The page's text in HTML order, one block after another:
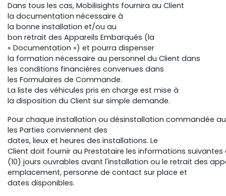
Dans tous les cas, Mobilisights fournira au Client
la documentation nécessaire à
la bonne installation et/ou au
bon retrait des Appareils Embarqués (la
« Documentation ») et pourra dispenser
la formation nécessaire au personnel du Client dans
les conditions financières convenues dans
les Formulaires de Commande.
La liste des véhicules pris en charge est mise à
la disposition du Client sur simple demande.
Pour chaque installation ou désinstallation commandée
les Parties conviennent des
dates, lieux et heures des installations. Le
Client doit fournir au Prestataire les informations suivantes
(10) jours ouvrables avant l'installation ou le retrait des
emplacement, personne de contact sur place et
dates disponibles.